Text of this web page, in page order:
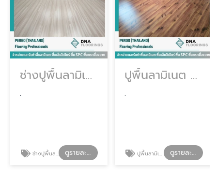
ช่างปูพื้นลามิเนต
ช่างปูพื้นลามิเนต ดูรายละเอียด
ปูพื้นลามิเนต กรุงเทพ
ปูพื้นลามิเนต กรุงเทพ ดูรายละเอียด